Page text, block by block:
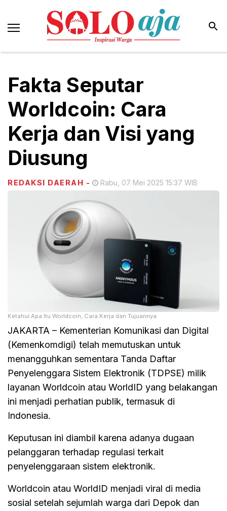
Fakta Seputar
Worldcoin: Cara
Kerja dan Visi yang
Diusung
REDAKSI DAERAH - Rabu, 07 Mei 2025 15:37 WIB
Ketahui Apa Itu Worldcoin, Cara Kerja dan Tujuannya
JAKARTA – Kementerian Komunikasi dan Digital
(Kemenkomdigi) telah memutuskan untuk
menangguhkan sementara Tanda Daftar
Penyelenggara Sistem Elektronik (TDPSE) milik
layanan Worldcoin atau WorldID yang belakangan
ini menjadi perhatian publik, termasuk di
Indonesia.
Keputusan ini diambil karena adanya dugaan
pelanggaran terhadap regulasi terkait
penyelenggaraan sistem elektronik.
Worldcoin atau WorldID menjadi viral di media
sosial setelah sejumlah warga dari Depok dan